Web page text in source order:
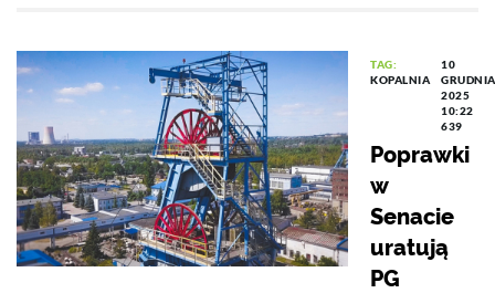
TAG:
KOPALNIA
10
GRUDNIA
2025
10:22
639
Poprawki
w
Senacie
uratują
PG